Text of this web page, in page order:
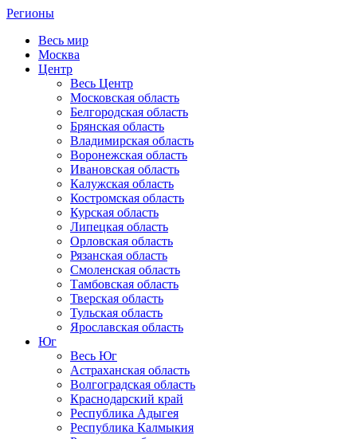
Регионы
Весь мир
Москва
Центр
Весь Центр
Московская область
Белгородская область
Брянская область
Владимирская область
Воронежская область
Ивановская область
Калужская область
Костромская область
Курская область
Липецкая область
Орловская область
Рязанская область
Смоленская область
Тамбовская область
Тверская область
Тульская область
Ярославская область
Юг
Весь Юг
Астраханская область
Волгоградская область
Краснодарский край
Республика Адыгея
Республика Калмыкия